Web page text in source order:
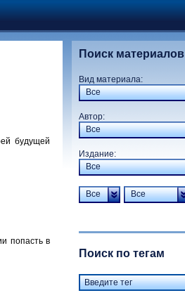
будущей
попасть в
Поиск материалов
Вид материала:
Все
Автор:
Все
Издание:
Все
Все Все
Поиск по тегам